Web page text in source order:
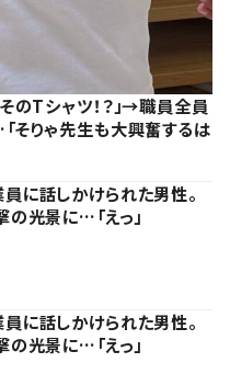
のTシャツ！？」→職員全員
そりゃ先生も大興奮するは
に話しかけられた男性。
の光景に…「えっ」
に話しかけられた男性。
の光景に…「えっ」